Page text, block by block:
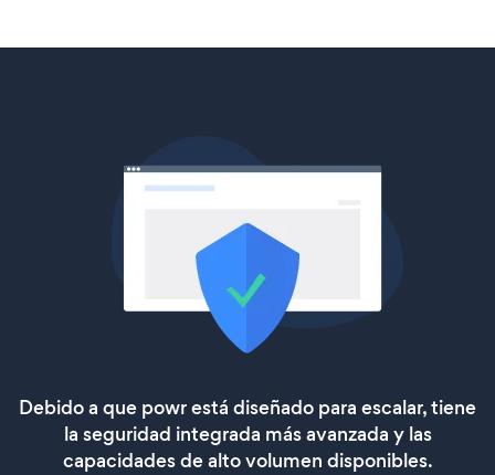
Debido a que powr está diseñado para escalar, tiene
la seguridad integrada más avanzada y las
capacidades de alto volumen disponibles.